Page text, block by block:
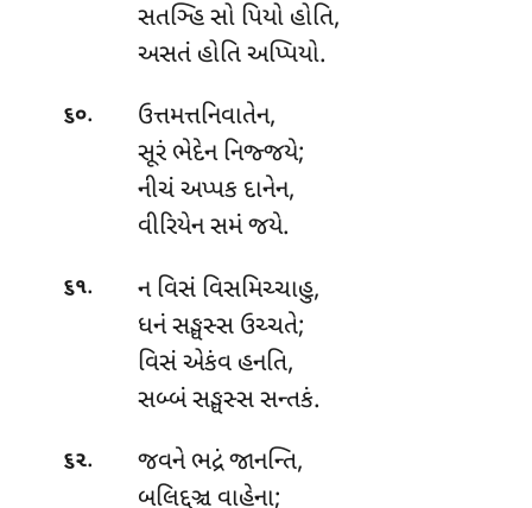
સતઞ્હિ સો પિયો હોતિ,
અસતં હોતિ અપ્પિયો.
૬૦.
ઉત્તમત્તનિવાતેન,
સૂરં ભેદેન નિજ્જયે;
નીચં અપ્પક દાનેન,
વીરિયેન સમં જયે.
૬૧.
ન વિસં વિસમિચ્ચાહુ,
ધનં સઙ્ઘસ્સ ઉચ્ચતે;
વિસં એકંવ હનતિ,
સબ્બં સઙ્ઘસ્સ સન્તકં.
૬૨.
જવને ભદ્રં જાનન્તિ,
બલિદ્દઞ્ચ વાહેના;